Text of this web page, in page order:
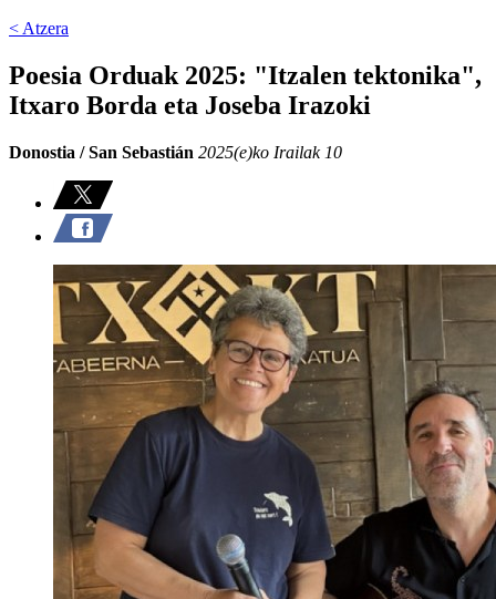
< Atzera
Poesia Orduak 2025: "Itzalen tektonika",
Itxaro Borda eta Joseba Irazoki
Donostia / San Sebastián 2025(e)ko Irailak 10